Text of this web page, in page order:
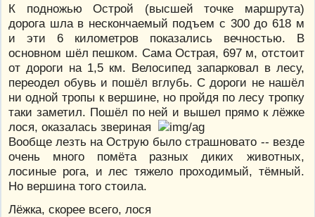
К подножью Острой (высшей точке маршрута)
дорога шла в нескончаемый подъем с 300 до 618 м
и эти 6 километров показались вечностью. В
основном шёл пешком. Сама Острая, 697 м, отстоит
от дороги на 1,5 км. Велосипед запарковал в лесу,
переодел обувь и пошёл вглубь. С дороги не нашёл
ни одной тропы к вершине, но пройдя по лесу тропку
таки заметил. Пошёл по ней и вышел прямо к лёжке
лося, оказалась звериная
Вообще лезть на Острую было страшновато -- везде
очень много помёта разных диких животных,
лосиные рога, и лес тяжело проходимый, тёмный.
Но вершина того стоила.
Лёжка, скорее всего, лося